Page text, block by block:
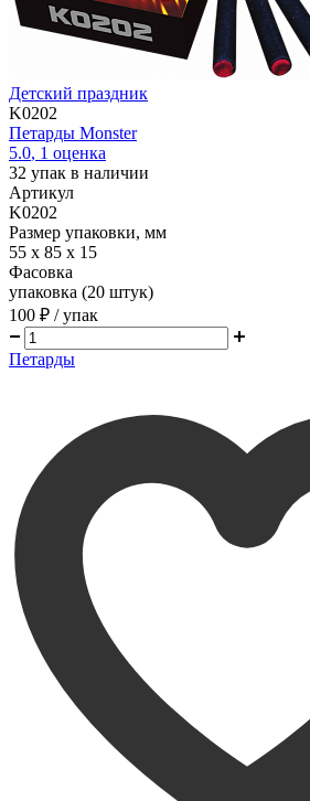
Детский праздник
K0202
Петарды Monster
5.0, 1 оценка
32 упак в наличии
Артикул
K0202
Размер упаковки, мм
55 х 85 х 15
Фасовка
упаковка (20 штук)
100 ₽ / упак
Петарды